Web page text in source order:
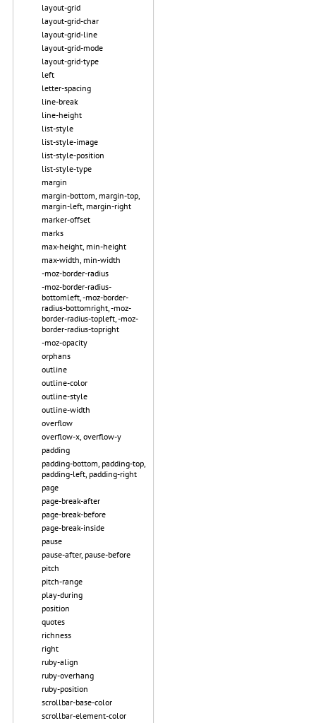
layout-grid
layout-grid-char
layout-grid-line
layout-grid-mode
layout-grid-type
left
letter-spacing
line-break
line-height
list-style
list-style-image
list-style-position
list-style-type
margin
margin-bottom, margin-top,
margin-left, margin-right
marker-offset
marks
max-height, min-height
max-width, min-width
-moz-border-radius
-moz-border-radius-
bottomleft, -moz-border-
radius-bottomright, -moz-
border-radius-topleft, -moz-
border-radius-topright
-moz-opacity
orphans
outline
outline-color
outline-style
outline-width
overflow
overflow-x, overflow-y
padding
padding-bottom, padding-top,
padding-left, padding-right
page
page-break-after
page-break-before
page-break-inside
pause
pause-after, pause-before
pitch
pitch-range
play-during
position
quotes
richness
right
ruby-align
ruby-overhang
ruby-position
scrollbar-base-color
scrollbar-element-color